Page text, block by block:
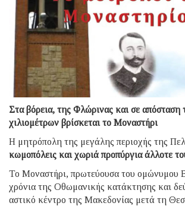
Στα βόρεια, της Φλώρινας και σε απόσταση
χιλιομέτρων βρίσκεται το Μοναστήρι
Η μητρόπολη της μεγάλης περιοχής της
κωμοπόλεις και χω­ριά προπύργια άλλοτε
Το Μοναστήρι, πρωτεύουσα του ομώνυμου
χρόνια της Οθωμανικής κατάκτησης και
αστικό κέντρο της Μακεδονίας μετά τη